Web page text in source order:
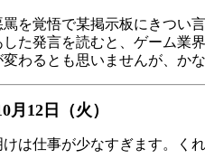
を覚悟で某掲示板にきつい
した発言を読むと、ゲーム業
わるとも思いませんが、か
月12日（火）
は仕事が少なすぎます。くれ